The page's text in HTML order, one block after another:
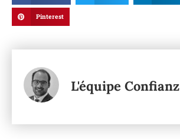
Pinterest
L'équipe Confianz